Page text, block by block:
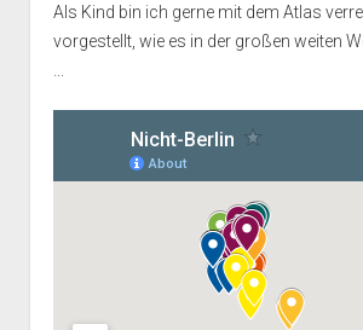
Als Kind bin ich gerne mit dem Atlas
vorgestellt, wie es in der großen weiten